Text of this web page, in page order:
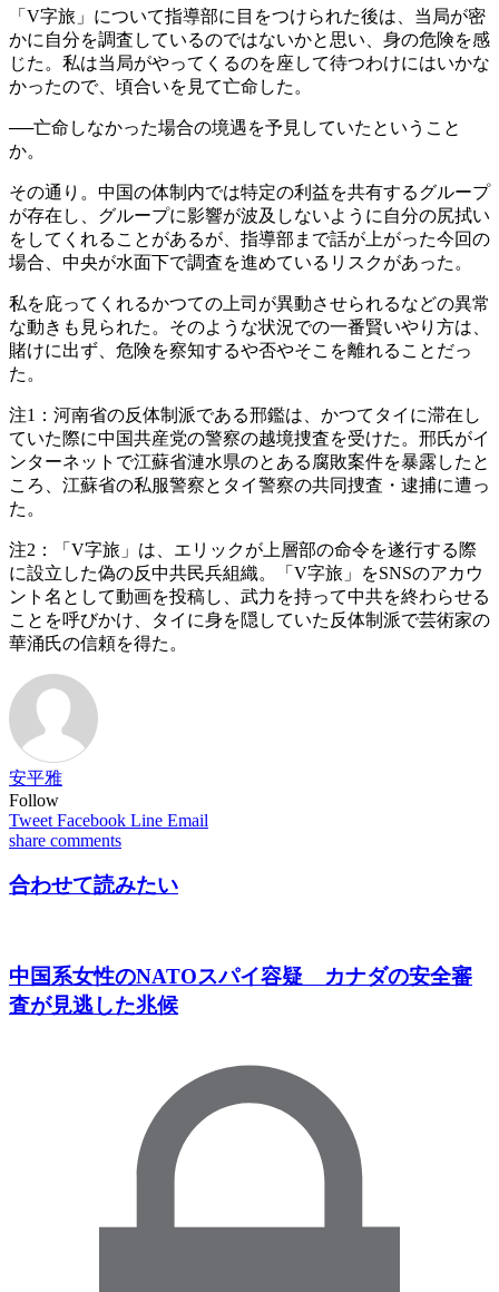
「V字旅」について指導部に目をつけられた後は、当局が密
かに自分を調査しているのではないかと思い、身の危険を感
じた。私は当局がやってくるのを座して待つわけにはいかな
かったので、頃合いを見て亡命した。
──亡命しなかった場合の境遇を予見していたということ
か。
その通り。中国の体制内では特定の利益を共有するグループ
が存在し、グループに影響が波及しないように自分の尻拭い
をしてくれることがあるが、指導部まで話が上がった今回の
場合、中央が水面下で調査を進めているリスクがあった。
私を庇ってくれるかつての上司が異動させられるなどの異常
な動きも見られた。そのような状況での一番賢いやり方は、
賭けに出ず、危険を察知するや否やそこを離れることだっ
た。
注1：河南省の反体制派である邢鑑は、かつてタイに滞在し
ていた際に中国共産党の警察の越境捜査を受けた。邢氏がイ
ンターネットで江蘇省漣水県のとある腐敗案件を暴露したと
ころ、江蘇省の私服警察とタイ警察の共同捜査・逮捕に遭っ
た。
注2：「V字旅」は、エリックが上層部の命令を遂行する際
に設立した偽の反中共民兵組織。「V字旅」をSNSのアカウ
ント名として動画を投稿し、武力を持って中共を終わらせる
ことを呼びかけ、タイに身を隠していた反体制派で芸術家の
華涌氏の信頼を得た。
安平雅
Follow
Tweet Facebook Line Email
share comments
合わせて読みたい
中国系女性のNATOスパイ容疑 カナダの安全審
査が見逃した兆候